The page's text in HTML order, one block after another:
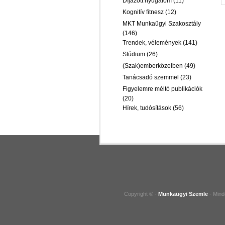
Kognitív fitnesz (12)
MKT Munkaügyi Szakosztály
(146)
Trendek, vélemények (141)
Stúdium (26)
(Szak)emberközelben (49)
Tanácsadó szemmel (23)
Figyelemre méltó publikációk
(20)
Hírek, tudósítások (56)
Copyright © - Munkaügyi Szemle -